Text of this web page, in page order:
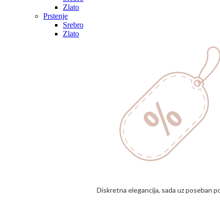
Zlato
Prstenje
Srebro
Zlato
Diskretna elegancija, sada uz poseban